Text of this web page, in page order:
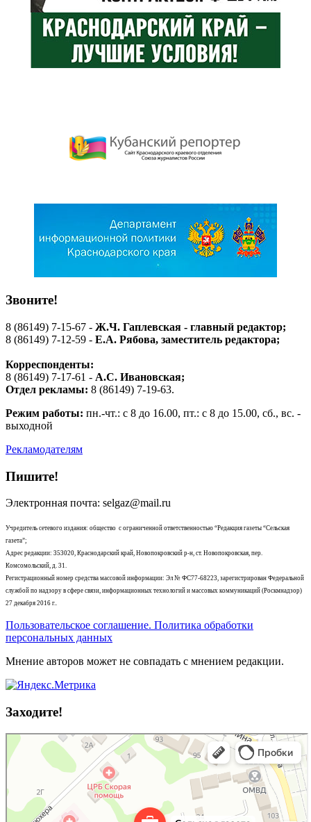
Звоните!
8 (86149) 7-15-67 - Ж.Ч. Гаплевская - главный редактор;
8 (86149) 7-12-59 - Е.А. Рябова, заместитель редактора;
Корреспонденты:
8 (86149) 7-17-61 - А.С. Ивановская;
Отдел рекламы: 8 (86149) 7-19-63.
Режим работы: пн.-чт.: с 8 до 16.00, пт.: с 8 до 15.00, сб., вс. -
выходной
Рекламодателям
Пишите!
Электронная почта: selgaz@mail.ru
Учредитель сетевого издания: общество с ограниченной ответственностью “Редакция газеты “Сельская
газета”;
Адрес редакции: 353020, Краснодарский край, Новопокровский р-н, ст. Новопокровская, пер.
Комсомольский, д. 31.
Регистрационный номер средства массовой информации: Эл № ФС77-68223, зарегистрирован Федеральной
службой по надзору в сфере связи, информационных технологий и массовых коммуникаций (Роскмнадзор)
27 декабря 2016 г..
Пользовательское соглашение. Политика обработки
персональных данных
Мнение авторов может не совпадать с мнением редакции.
Заходите!